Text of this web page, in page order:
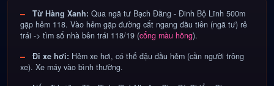
Từ Hàng Xanh: Qua ngã tư Bạch Đằng - Đinh Bộ Lĩnh 500m
gặp hẻm 118. Vào hẻm gặp đường cắt ngang đầu tiên (ngã tư) rẻ
trái -> tìm số nhà bên trái 118/19 (cổng màu hồng).
Đi xe hơi: Hẻm xe hơi, có thể đậu đầu hẻm (cần người trông
xe). Xe máy vào bình thường.